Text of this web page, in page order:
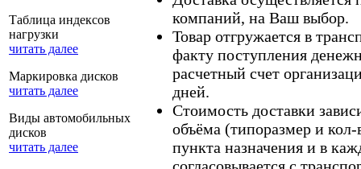
Таблица индексов
нагрузки
читать далее
Маркировка дисков
читать далее
Виды автомобильных
дисков
читать далее
компаний, на Ваш выбор.
Товар отгружается в
факту поступления
расчетный счет
дней.
Стоимость доставки
объёма (типоразмер и кол-
пункта назначения и в